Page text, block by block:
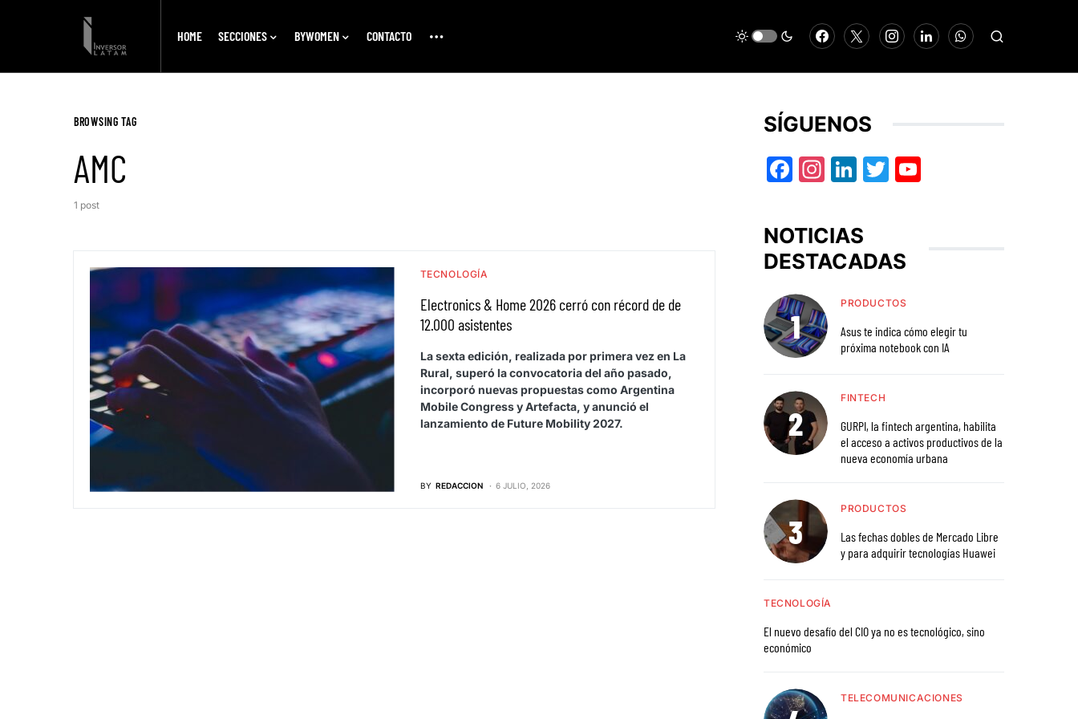
HOME SECCIONES BYWOMEN CONTACTO
BROWSING TAG
AMC
1 post
TECNOLOGÍA
Electronics & Home 2026 cerró con récord de de
12.000 asistentes
La sexta edición, realizada por primera vez en La
Rural, superó la convocatoria del año pasado,
incorporó nuevas propuestas como Argentina
Mobile Congress y Artefacta, y anunció el
lanzamiento de Future Mobility 2027.
BY REDACCION 6 JULIO, 2026
SÍGUENOS
Facebook
Instagram
LinkedIn
Twitter
NOTICIAS
DESTACADAS
PRODUCTOS
Asus te indica cómo elegir tu
próxima notebook con IA
FINTECH
GURPI, la fintech argentina, habilita
el acceso a activos productivos de la
nueva economía urbana
PRODUCTOS
Las fechas dobles de Mercado Libre
y para adquirir tecnologías Huawei
TECNOLOGÍA
El nuevo desafío del CIO ya no es tecnológico, sino
económico
TELECOMUNICACIONES